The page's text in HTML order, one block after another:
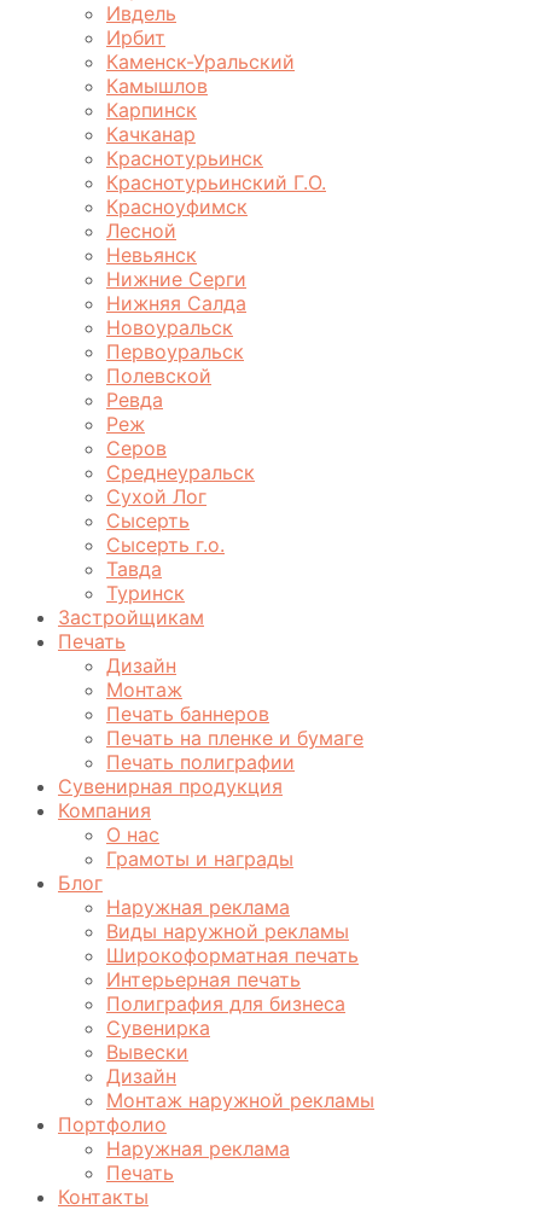
Ивдель
Ирбит
Каменск-Уральский
Камышлов
Карпинск
Качканар
Краснотурьинск
Краснотурьинский Г.О.
Красноуфимск
Лесной
Невьянск
Нижние Серги
Нижняя Салда
Новоуральск
Первоуральск
Полевской
Ревда
Реж
Серов
Среднеуральск
Сухой Лог
Сысерть
Сысерть г.о.
Тавда
Туринск
Застройщикам
Печать
Дизайн
Монтаж
Печать баннеров
Печать на пленке и бумаге
Печать полиграфии
Сувенирная продукция
Компания
О нас
Грамоты и награды
Блог
Наружная реклама
Виды наружной рекламы
Широкоформатная печать
Интерьерная печать
Полиграфия для бизнеса
Сувенирка
Вывески
Дизайн
Монтаж наружной рекламы
Портфолио
Наружная реклама
Печать
Контакты